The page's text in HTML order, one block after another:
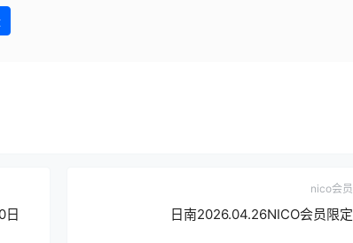
日
nico会员
日南2026.04.26NICO会员限定